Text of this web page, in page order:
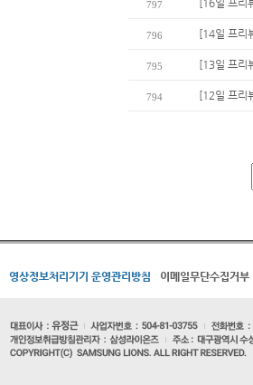
797 [16일 프리
796 [14일 프리
795 [13일 프리
794 [12일 프리
영상정보처리기기 운영관리방침 이메일무단수집거부